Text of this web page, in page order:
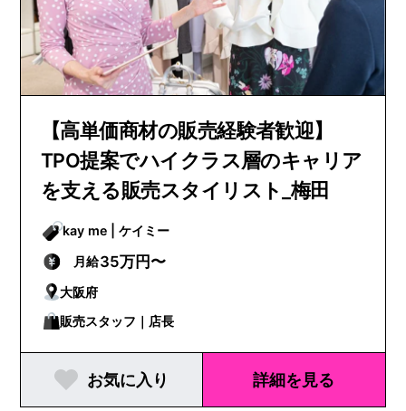
【高単価商材の販売経験者歓迎】
TPO提案でハイクラス層のキャリア
を支える販売スタイリスト_梅田
kay me | ケイミー
月給35万円〜
大阪府
販売スタッフ｜店長
お気に入り 詳細を見る